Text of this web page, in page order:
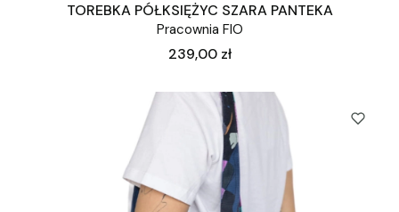
TOREBKA PÓŁKSIĘŻYC SZARA PANTEKA
Pracownia FIO
Cena
239,00 zł